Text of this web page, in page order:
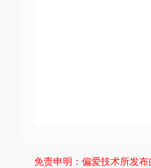
免责申明：偏爱技术所发